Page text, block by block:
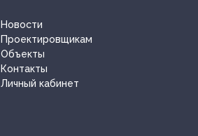
Новости
Проектировщикам
Объекты
Контакты
Личный кабинет